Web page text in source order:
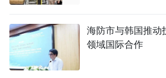
海防市与韩国推动
领域国际合作